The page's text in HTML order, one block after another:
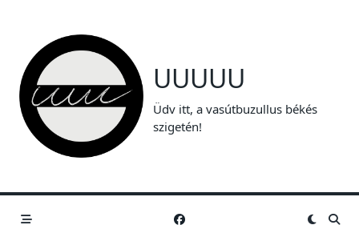
content
UUUUU
Üdv itt, a vasútbuzullus békés
szigetén!